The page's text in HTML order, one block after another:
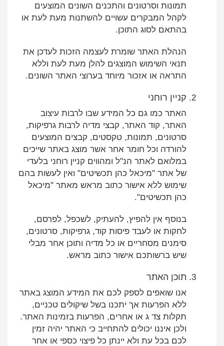
תמונות וסרטונים והתכנים השונים המוצעים
לקהל המבקרים עשויים להשתנות מעת לעת או
בהתאם לסוג התוכן.
הנהלת האתר שומרת לעצמה הזכות לעדכן את
תנאי השימוש המוצגים להלן מעת לעת וללא
התראה או אזכור מיוחד בערוצי האתר השונים.
קניין רוחני
האתר כמו גם כל המידע שבו לרבות עיצוב
האתר, קוד האתר, קבצי מדיה לרבות גרפיקות,
סרטונים, תמונות, טקסטים, קבצים המוצעים
להורדה וכל חומר אחר אשר מוצג באתר שייכים
במלואם לאתר הנ"ל ומהווים קניין רוחני בלעדי
של אתר "מיכאל כהן תכשיטים" ואין לעשות בהם
שימוש ללא אישור כתוב מראש מאתר "מיכאל
כהן תכשיטים".
בנוסף אין להפיץ, להעתיק, לשכפל, לפרסם,
לחקות או לעבד פיסות קוד, גרפיקות, סרטונים,
סימנים מסחריים או כל מדיה ותוכן אחר מבלי
שיש ברשותכם אישור כתוב מראש.
תוכן האתר
אנו שואפים לספק לכם את המידע המוצג באתר
ללא הפרעות אך יתכנו בשל שיקולים טכניים,
תקלות צד ג או אחרים, הפרעות בזמינות האתר.
ולכן איננו יכולים להתחייב כי האתר יהיה זמין
לכם בכל עת ולא יינתן כל פיצוי כספי או אחר